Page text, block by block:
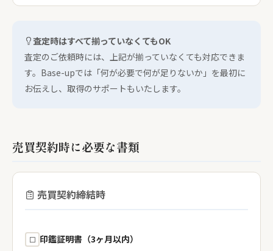
査定時はすべて揃っていなくてもOK
査定のご依頼時には、上記が揃っていなくても対応できま
す。Base-upでは「何が必要で何が足りないか」を最初に
お伝えし、取得のサポートもいたします。
売買契約時に必要な書類
売買契約締結時
☐ 印鑑証明書（3ヶ月以内）